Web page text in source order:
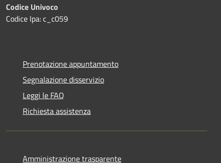
Codice Univoco
Codice Ipa: c_c059
Prenotazione appuntamento
Segnalazione disservizio
Leggi le FAQ
Richiesta assistenza
Amministrazione trasparente